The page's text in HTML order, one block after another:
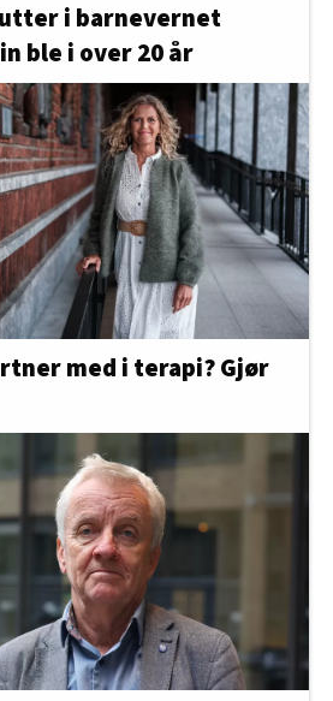
i barnevernet
ble i over 20 år
med i terapi? Gjør